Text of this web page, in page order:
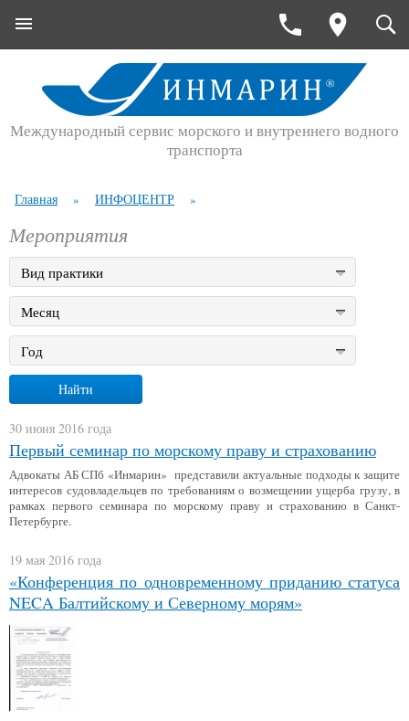
Международный сервис морского и внутреннего водного
транспорта
Главная » ИНФОЦЕНТР »
Мероприятия
Вид практики
Месяц
Год
Найти
30 июня 2016 года
Первый семинар по морскому праву и страхованию
Адвокаты АБ СПб «Инмарин» представили актуальные подходы к защите
интересов судовладельцев по требованиям о возмещении ущерба грузу, в
рамках первого семинара по морскому праву и страхованию в Санкт-
Петербурге.
19 мая 2016 года
«Конференция по одновременному приданию статуса
NECA Балтийскому и Северному морям»